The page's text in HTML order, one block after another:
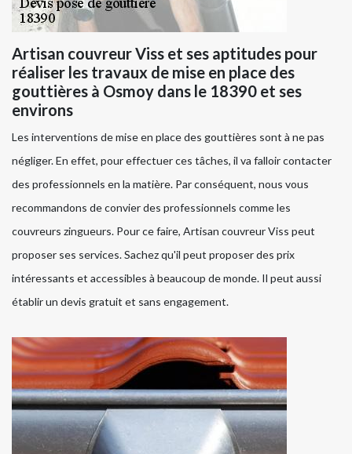
Artisan couvreur Viss et ses aptitudes pour
réaliser les travaux de mise en place des
gouttières à Osmoy dans le 18390 et ses
environs
Les interventions de mise en place des gouttières sont à ne pas
négliger. En effet, pour effectuer ces tâches, il va falloir contacter
des professionnels en la matière. Par conséquent, nous vous
recommandons de convier des professionnels comme les
couvreurs zingueurs. Pour ce faire, Artisan couvreur Viss peut
proposer ses services. Sachez qu'il peut proposer des prix
intéressants et accessibles à beaucoup de monde. Il peut aussi
établir un devis gratuit et sans engagement.